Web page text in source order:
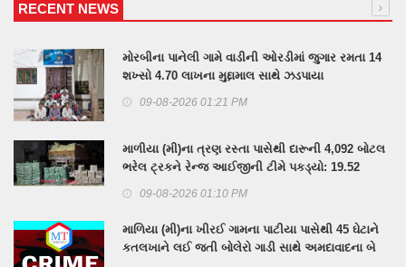
RECENT NEWS
મોરબીના પાનેલી ગામે વાડીની ઓરડીમાં જુગાર રમતા 14
શખ્સો 4.70 લાખના મુદ્દામાલ સાથે ઝડપાયા
09-08-2026 01:21 PM
માળીયા (મી)ના ત્રણ રસ્તા પાસેથી દારૂની 4,092 બોટલ
ભરેલ ટ્રકને રેન્જ આઈજીની ટીમે પકડ્યો: 19.52
09-08-2026 01:10 PM
માળિયા (મી)ના ખીરઈ ગામના પાટીયા પાસેથી 45 ઘેટાને
કતલખાને લઈ જતી બોલેરો ગાડી સાથે અમદાવાદના બે